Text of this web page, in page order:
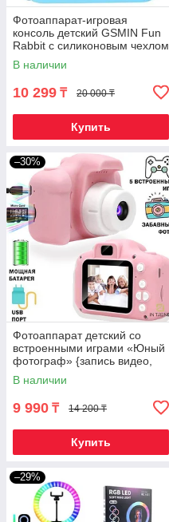
Фотоаппарат-игровая
консоль детский GSMIN Fun
Rabbit с силиконовым чехлом
(Голубая)
В наличии
10 299 ₸ 20 000 ₸
Купить
–30%
Фотоаппарат детский со
встроенными играми «Юный
фотограф» {запись видео,
противоударный} (Розовый)
В наличии
9 990 ₸ 14 200 ₸
Купить
–29%